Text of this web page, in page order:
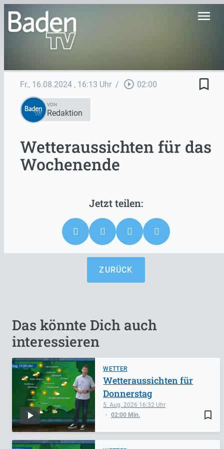
menu
Fr., 16.08.2024 , 16:13 Uhr / play_circle_outline 02:00 bookmark_border
VON
Redaktion
Wetteraussichten für das
Wochenende
ZURÜCK
Das könnte Dich auch
interessieren
WETTER
bookmark_border
5. Aug. 2026 16:32
02:00 Min.
Wetteraussichten für
Donnerstag